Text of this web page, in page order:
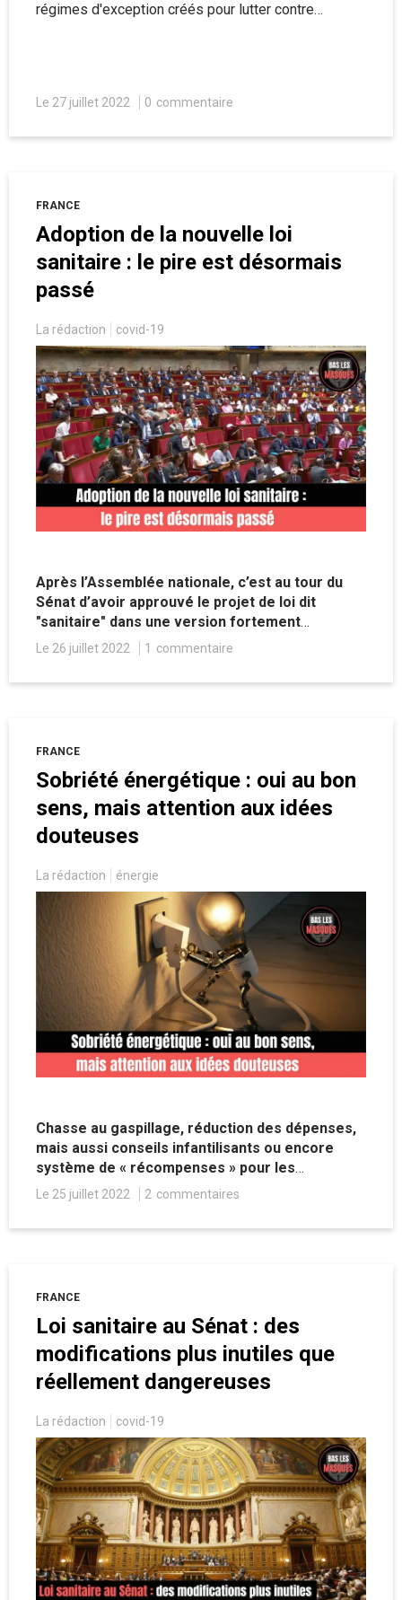
régimes d'exception créés pour lutter contre
Le 27 juillet 2022 0 commentaire
FRANCE
Adoption de la nouvelle loi
sanitaire : le pire est désormais
passé
La rédaction covid-19
Après l’Assemblée nationale, c’est au tour du
Sénat d’avoir approuvé le projet de loi dit
"sanitaire" dans une version fortement
remaniée par rapport au texte initial du
Gouvernement, mettant enfin un terme aux
régimes juridiques d’exception dans le cadre du
Le 26 juillet 2022 1 commentaire
FRANCE
Sobriété énergétique : oui au bon
sens, mais attention aux idées
douteuses
La rédaction énergie
Chasse au gaspillage, réduction des dépenses,
mais aussi conseils infantilisants ou encore
système de « récompenses » pour les
consommateurs vertueux : la question de
l’énergie est actuellement au coeur de toutes
les préoccupations. Si certaines pistes
le biais des compteurs Linky.
Le 25 juillet 2022 2 commentaires
FRANCE
Loi sanitaire au Sénat : des
modifications plus inutiles que
réellement dangereuses
La rédaction covid-19